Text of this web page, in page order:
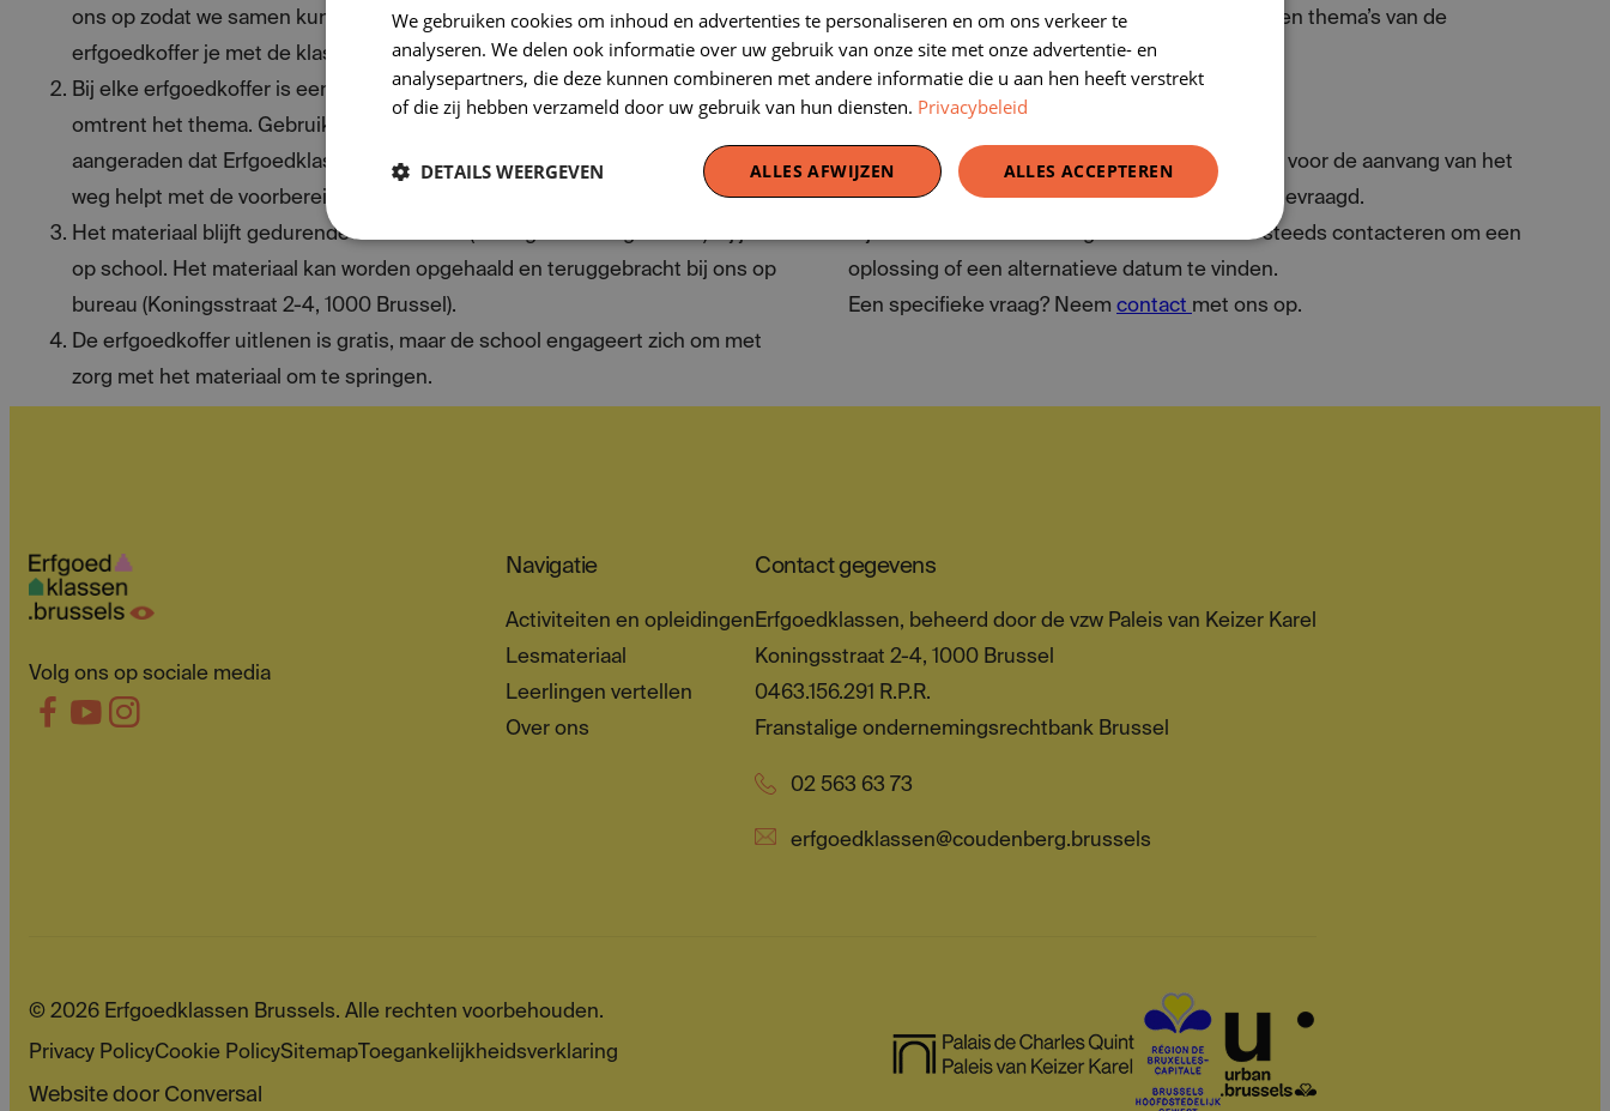
ons op zodat we samen kunnen bespreken welke thema’s uit de
erfgoedkoffer je met de klassen kan behandelen.
Bij elke erfgoedkoffer is een handleiding voorzien en extra informatie
omtrent het thema. Gebruik je de koffer voor de eerste keer? Dan is het
aangeraden dat Erfgoedklassen eerst een woordje uitleg geeft en/of je op
weg helpt met de voorbereiding.
Het materiaal blijft gedurende 2 à 3 weken (of langer indien gewenst) bij jullie
op school. Het materiaal kan worden opgehaald en teruggebracht bij ons op
bureau (Koningsstraat 2-4, 1000 Brussel).
De erfgoedkoffer uitlenen is gratis, maar de school engageert zich om met
zorg met het materiaal om te springen.
Opleiding voor jou en je collega’s van de gekozen thema’s van de
erfgoedkoffer.
Onze erfgoedkoffer is gratis!
Bij annulering op minder dan 15 kalenderdagen voor de aanvang van het
ontlenen wordt een organisatiekost van €160 gevraagd.
Bij onvoorziene omstandigheden kunt u ons steeds contacteren om een
oplossing of een alternatieve datum te vinden.
Een specifieke vraag? Neem contact met ons op.
Volg ons op sociale media
Navigatie
Activiteiten en opleidingen
Lesmateriaal
Leerlingen vertellen
Over ons
Contact gegevens
Erfgoedklassen, beheerd door de vzw Paleis van Keizer Karel
Koningsstraat 2-4, 1000 Brussel
0463.156.291 R.P.R.
Franstalige ondernemingsrechtbank Brussel
02 563 63 73
erfgoedklassen@coudenberg.brussels
© 2026 Erfgoedklassen Brussels. Alle rechten voorbehouden.
Privacy PolicyCookie PolicySitemap Toegankelijkheidsverklaring
Website door Conversal
We gebruiken cookies om inhoud en advertenties te personaliseren en om ons verkeer te
analyseren. We delen ook informatie over uw gebruik van onze site met onze advertentie- en
analysepartners, die deze kunnen combineren met andere informatie die u aan hen heeft verstrekt
of die zij hebben verzameld door uw gebruik van hun diensten. Privacybeleid
ALLES ACCEPTEREN
ALLES AFWIJZEN
DETAILS WEERGEVEN